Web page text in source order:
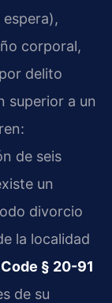
corporal,
delito
superior a un
de seis
un
divorcio
la localidad
Code § 20-91
de su